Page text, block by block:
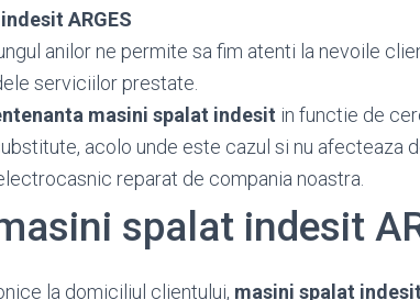
ARGES
anilor ne permite sa fim atenti la nevoile
serviciilor prestate.
masini spalat indesit in functie de
acolo unde este cazul si nu afecteaza
reparat de compania noastra.
spalat indesit
la domiciliul clientului, masini spalat indesit